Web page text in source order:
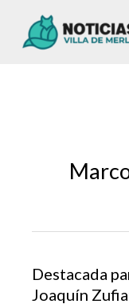
Destacada
Joaquín